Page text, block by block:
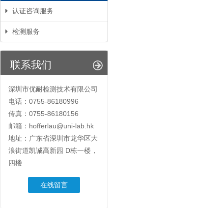
认证咨询服务
检测服务
联系我们
深圳市优耐检测技术有限公司
电话：0755-86180996
传真：0755-86180156
邮箱：hofferlau@uni-lab.hk
地址：广东省深圳市龙华区大
浪街道凯诚高新园 D栋一楼，
四楼
在线留言